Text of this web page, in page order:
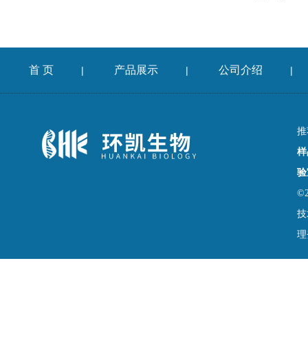
首 页 | 产品展示 | 公司介绍 |